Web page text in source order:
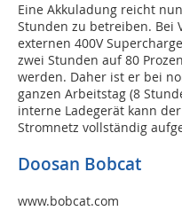
Eine Akkuladung reicht
Stunden zu betreiben. Bei
externen 400V
zwei Stunden auf 80
werden. Daher ist er bei
ganzen Arbeitstag (8
interne Ladegerät kann
Stromnetz vollständig
Doosan Bobcat
www.bobcat.com